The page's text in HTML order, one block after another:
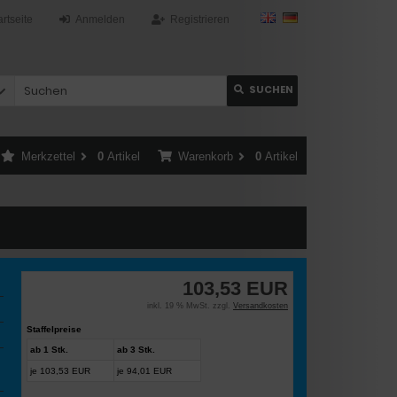
Registrieren
Anmelden
SUCHEN
Warenkorb 0 Artikel
Merkzettel 0 Artikel
103,53 EUR
inkl. 19 % MwSt. zzgl. Versandkosten
Staffelpreise
ab 1 Stk.
je 103,53 EUR
ab 3 Stk.
je 94,01 EUR